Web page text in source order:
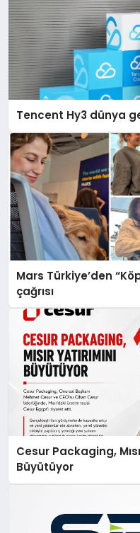
Tencent Hy3 dünya
Mars Türkiye’den
çağrısı
Cesur Packaging,
Büyütüyor